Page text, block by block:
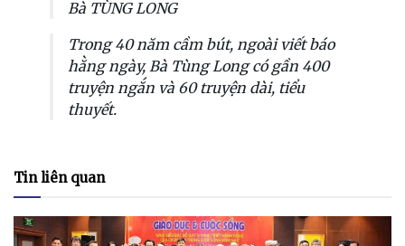
Bà TÙNG LONG
Trong 40 năm cầm bút, ngoài viết báo
hằng ngày, Bà Tùng Long có gần 400
truyện ngắn và 60 truyện dài, tiểu
thuyết.
Tin liên quan